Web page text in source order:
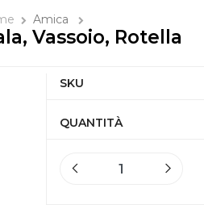
Amica
Vassoio, Rotella
SKU
QUANTITÀ